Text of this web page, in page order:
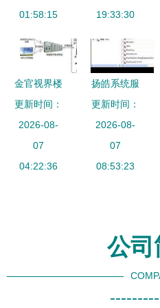
机毕业设计
01:58:15
的微服务分
城设计与实
现
19:33:30
金官视界楼
宇自控
（BA）系
统监控内容
与计算机系
更新时间：
2026-08-
07
04:22:36
扬皓系统服
务优化管理
器 v1.0 绿
色免费版
轻量高效的
更新时间：
2026-08-
07
08:53:23
公司